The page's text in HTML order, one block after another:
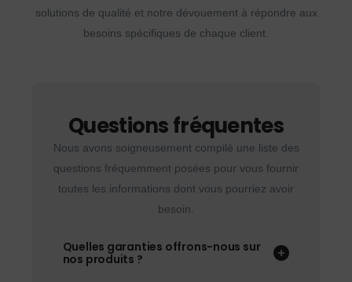
solutions de qualité et notre dévouement à répondre aux
besoins spécifiques de chaque client.
Questions fréquentes
Nous avons soigneusement compilé une liste des
questions fréquemment posées pour vous fournir
toutes les informations dont vous pourriez avoir
besoin.
Quelles garanties offrons-nous sur
nos produits ?